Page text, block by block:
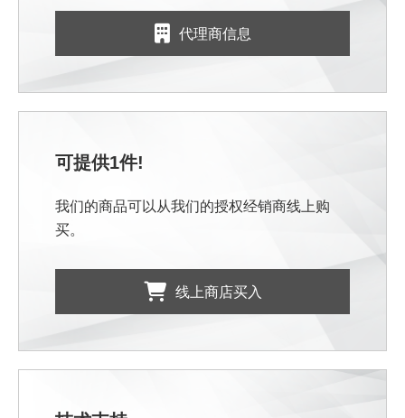
代理商信息
可提供1件!
我们的商品可以从我们的授权经销商线上购
买。
线上商店买入